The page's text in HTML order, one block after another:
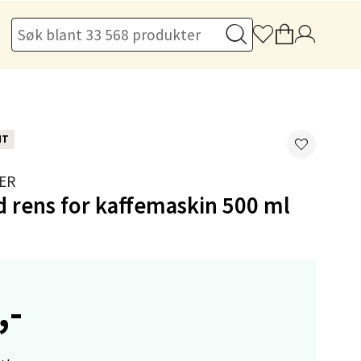
rens for kaffemaskin 500 ml